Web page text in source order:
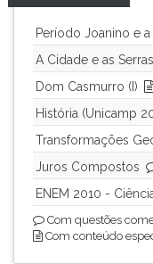
Período Joanino e
A Cidade e as Serras
Dom Casmurro (I)
História (Unicamp
Transformações
Juros Compostos
ENEM 2010 -
Com questões
Com conteúdo